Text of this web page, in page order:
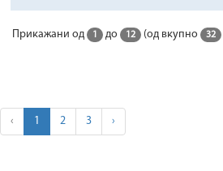
Прикажани од 1 до 12 (од вкупно 32
‹ 1 2 3 ›